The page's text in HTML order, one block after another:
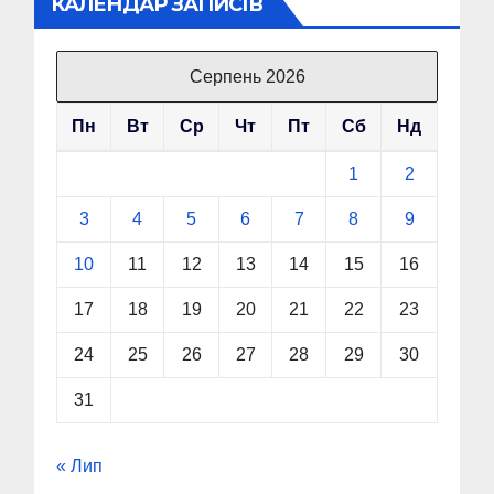
Серпень 2026
Пн Вт Ср Чт Пт Сб Нд
1 2
3 4 5 6 7 8 9
10 11 12 13 14 15 16
17 18 19 20 21 22 23
24 25 26 27 28 29 30
31
« Лип